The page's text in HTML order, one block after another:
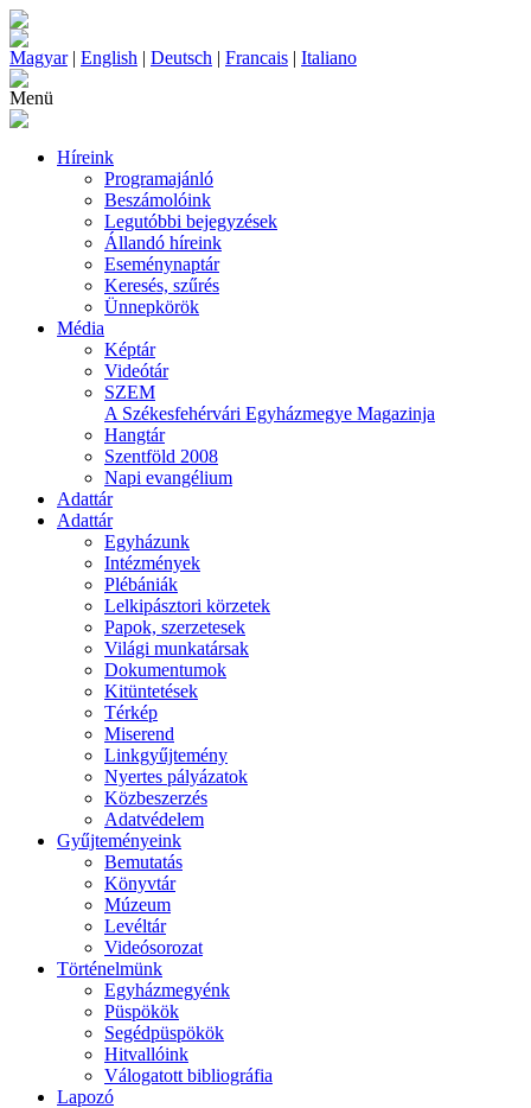
Magyar| English | Deutsch | Francais | Italiano
Menü
Híreink
Programajánló
Beszámolóink
Legutóbbi bejegyzések
Állandó híreink
Eseménynaptár
Keresés, szűrés
Ünnepkörök
Média
Képtár
Videótár
SZEM
A Székesfehérvári Egyházmegye Magazinja
Hangtár
Szentföld 2008
Napi evangélium
Adattár
Adattár
Egyházunk
Intézmények
Plébániák
Lelkipásztori körzetek
Papok, szerzetesek
Világi munkatársak
Dokumentumok
Kitüntetések
Térkép
Miserend
Linkgyűjtemény
Nyertes pályázatok
Közbeszerzés
Adatvédelem
Gyűjteményeink
Bemutatás
Könyvtár
Múzeum
Levéltár
Videósorozat
Történelmünk
Egyházmegyénk
Püspökök
Segédpüspökök
Hitvallóink
Válogatott bibliográfia
Lapozó